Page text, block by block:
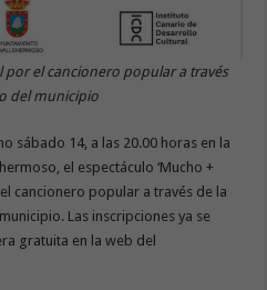
por el cancionero popular a través
del municipio
sábado 14, a las 20.00 horas en la
el espectáculo ‘Mucho +
cancionero popular a través de la
Las inscripciones ya se
gratuita en la web del